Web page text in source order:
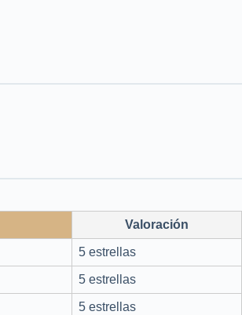
Valoración
5 estrellas
5 estrellas
5 estrellas